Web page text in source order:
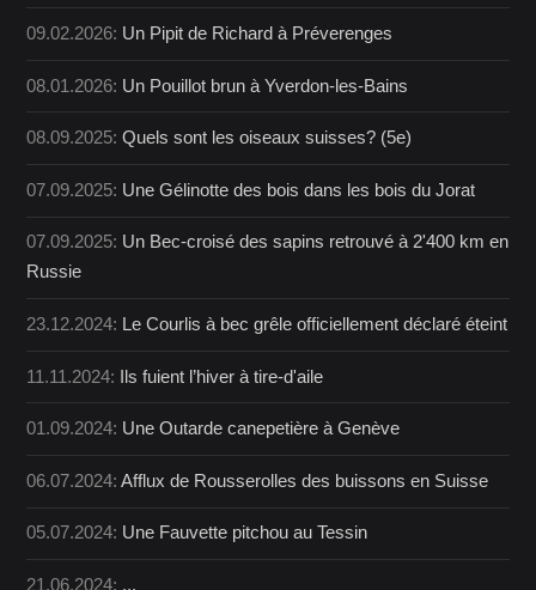
09.02.2026: Un Pipit de Richard à Préverenges
08.01.2026: Un Pouillot brun à Yverdon-les-Bains
08.09.2025:Quels sont les oiseaux suisses? (5e)
07.09.2025: Une Gélinotte des bois dans les bois du Jorat
07.09.2025: Un Bec-croisé des sapins retrouvé à 2'400 km en
Russie
23.12.2024: Le Courlis à bec grêle officiellement déclaré éteint
11.11.2024: Ils fuient l’hiver à tire-d'aile
01.09.2024: Une Outarde canepetière à Genève
06.07.2024:Afflux de Rousserolles des buissons en Suisse
05.07.2024: Une Fauvette pitchou au Tessin
21.06.2024: ...